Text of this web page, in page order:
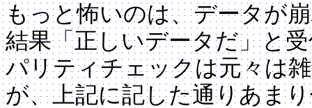
もっと怖いのは、データが
結果「正しいデータだ」と
パリティチェックは元々は
が、上記に記した通りあま